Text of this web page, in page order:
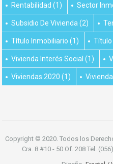
Rentabilidad (1) Sector
Subsidio De Vivienda (2)
Título Inmobiliario (1) Título
Vivienda Interés Social (1)
Viviendas 2020 (1)
Copyright © 2020. Todos los
Cra. 8 #10 - 50 Of. 208 Tel.